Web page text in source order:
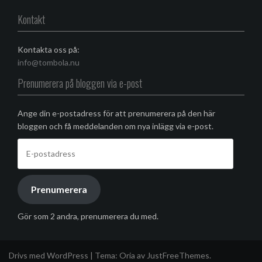
Kontakt
Kontakta oss på:
info@tombola.nu
Prenumerera på bloggen via e-post
Ange din e-postadress för att prenumerera på den här
bloggen och få meddelanden om nya inlägg via e-post.
postadress
Prenumerera
Gör som 2 andra, prenumerera du med.
Drivs med WordPress | Tema: Oria av JustFreeThemes.